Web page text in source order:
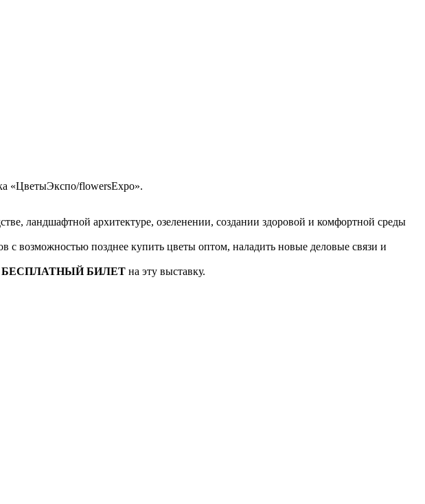
«ЦветыЭкспо/flowersExpo».
ландшафтной архитектуре, озеленении, создании здоровой и комфортной среды
с возможностью позднее купить цветы оптом, наладить новые деловые связи и
БЕСПЛАТНЫЙ БИЛЕТ на эту выставку.